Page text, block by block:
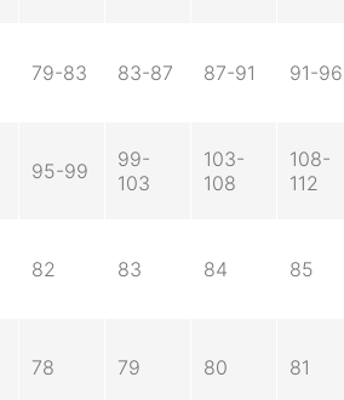
79-83 83-87 87-91 91-96
95-99
99-
103
103-
108
108-
112
82 83 84 85
78 79 80 81